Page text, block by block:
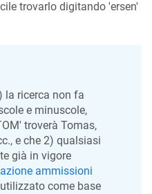
trovarlo digitando 'ersen'
la ricerca non fa
e minuscole,
troverà Tomas,
e che 2) qualsiasi
già in vigore
ammissioni
come base